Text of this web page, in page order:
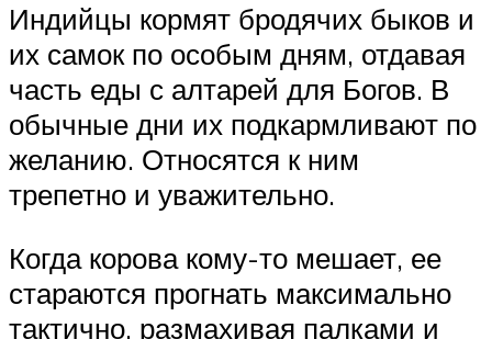
Индийцы кормят бродячих быков и
их самок по особым дням, отдавая
часть еды с алтарей для Богов. В
обычные дни их подкармливают по
желанию. Относятся к ним
трепетно и уважительно.
Когда корова кому-то мешает, ее
стараются прогнать максимально
тактично, размахивая палками и